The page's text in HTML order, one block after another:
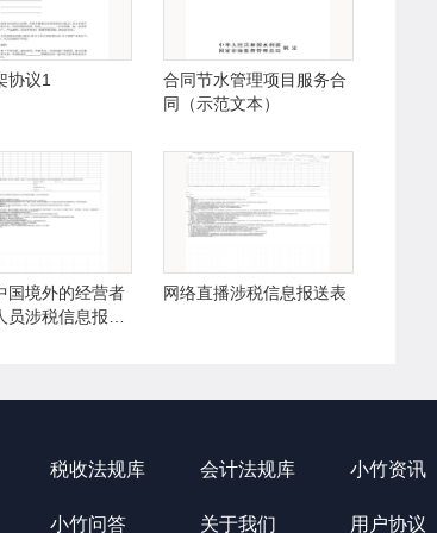
协议1
合同节水管理项目服务合
同（示范文本）
国境外的经营者
员涉税信息报送
网络直播涉税信息报送表
税收法规库 会计法规库 小竹资讯
小竹问答 关于我们 用户协议